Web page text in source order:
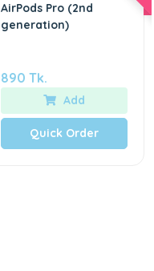
AirPods Pro (2nd
generation)
890 Tk.
Add
Quick Order